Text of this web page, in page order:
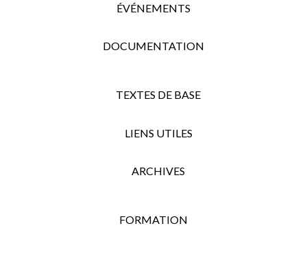
ÉVÉNEMENTS
DOCUMENTATION
TEXTES DE BASE
LIENS UTILES
ARCHIVES
FORMATION